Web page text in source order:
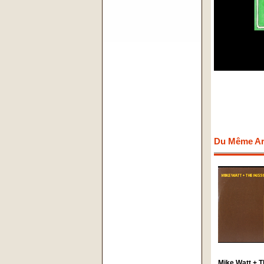
Du Même